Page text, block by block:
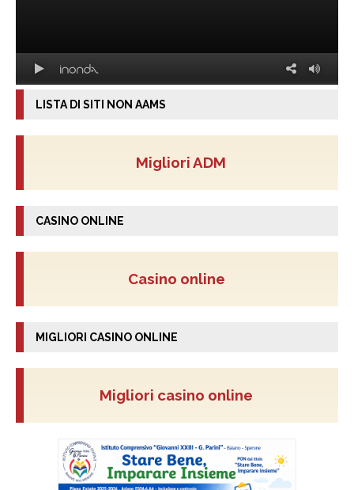
LISTA DI SITI NON AAMS
Migliori ADM
CASINO ONLINE
Casino online
MIGLIORI CASINO ONLINE
Migliori casino online